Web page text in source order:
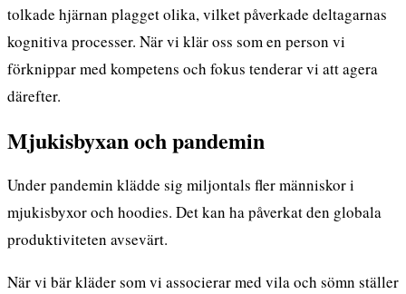
tolkade hjärnan plagget olika, vilket påverkade deltagarnas
kognitiva processer. När vi klär oss som en person vi
förknippar med kompetens och fokus tenderar vi att agera
därefter.
Mjukisbyxan och pandemin
Under pandemin klädde sig miljontals fler människor i
mjukisbyxor och hoodies. Det kan ha påverkat den globala
produktiviteten avsevärt.
När vi bär kläder som vi associerar med vila och sömn ställer